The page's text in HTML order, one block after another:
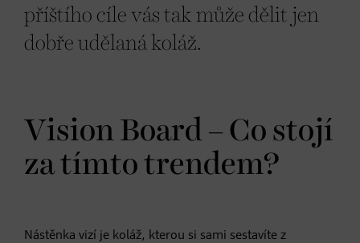
příštího cíle vás tak může dělit jen
dobře udělaná koláž.
Vision Board – Co stojí
za tímto trendem?
Nástěnka vizí je koláž, kterou si sami sestavíte z